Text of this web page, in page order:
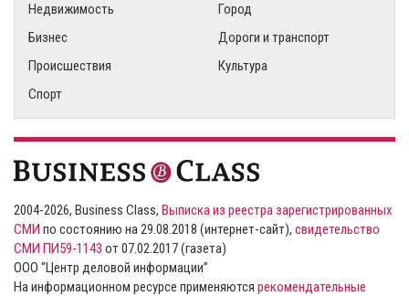
Недвижимость
Город
Бизнес
Дороги и транспорт
Происшествия
Культура
Спорт
2004-2026, Business Class, Выписка из реестра зарегистрированных
СМИ по состоянию на 29.08.2018 (интернет-сайт), свидетельство
СМИ ПИ59-1143 от 07.02.2017 (газета)
ООО “Центр деловой информации”
На информационном ресурсе применяются рекомендательные